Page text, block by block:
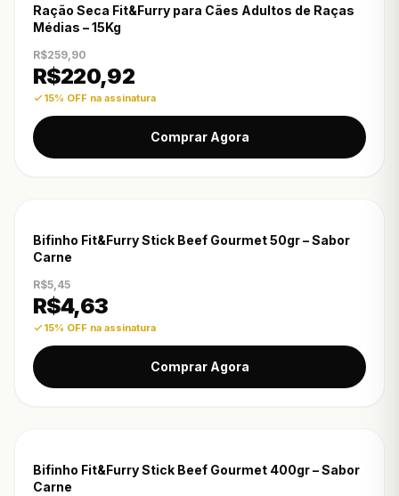
-15% OFF
Ração Seca Fit&Furry para Cães Adultos de Raças
Médias – 15Kg
R$259,90
R$220,92
15% OFF na assinatura
Comprar Agora
-15% OFF
Bifinho Fit&Furry Stick Beef Gourmet 50gr – Sabor
Carne
R$5,45
R$4,63
15% OFF na assinatura
Comprar Agora
-15% OFF
Bifinho Fit&Furry Stick Beef Gourmet 400gr – Sabor
Carne